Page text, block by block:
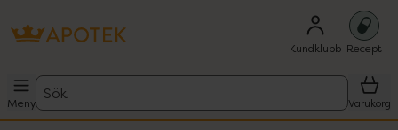
Kundklubb Recept
Meny
Sök
Varukorg